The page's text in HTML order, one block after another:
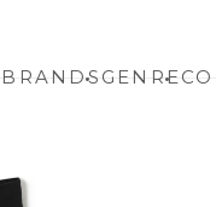
BRANDSGENRE